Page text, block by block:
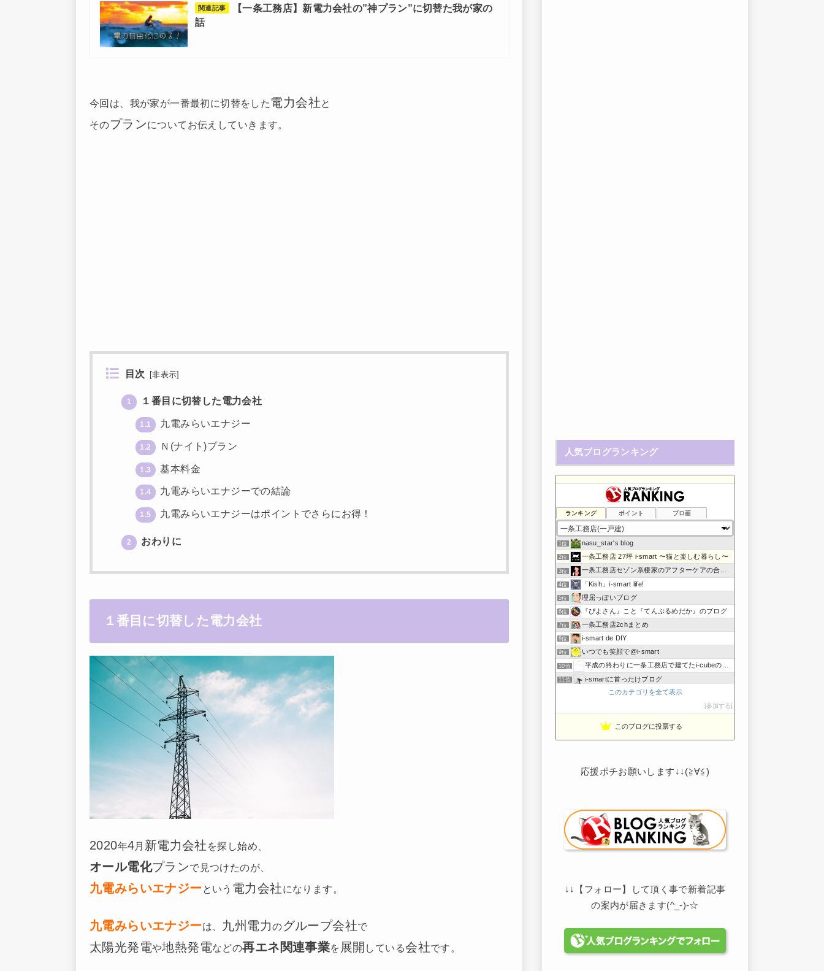
関連記事
【一条工務店】新電力会社の”神プラン”に切替た我が家の
話
今回は、我が家が一番最初に切替をした 電力会社 と
そのプランについてお伝えしていきます。
目次 [非表示]
1 １番目に切替した電力会社
1.1 九電みらいエナジー
1.2 Ｎ(ナイト)プラン
1.3 基本料金
1.4 九電みらいエナジーでの結論
1.5 九電みらいエナジーはポイントでさらにお得！
2 おわりに
１番目に切替した電力会社
2020年4月 新電力会社 を探し始め、
オール電化プランで見つけたのが、
九電みらいエナジー という 電力会社になります。
九電みらいエナジーは、 九州電力のグループ会社で
太陽光発電や地熱発電などの再エネ関連事業を 展開 している会社です。
人気ブログランキング
ランキング ポイント ブロ画
1位 nasu_star's blog
2位 一条工務店 27坪 i-smart 〜猫と楽しむ暮らし〜
3位 一条工務店セゾン系棲家のアフターケアの合間に綴るブログ
4位 「Kish」i-smart life!
5位 理屈っぽいブログ
6位 『ぴよさん』こと『てんぷるめだか』のブログ
7位 一条工務店2chまとめ
8位 i-smart de DIY
9位 いつでも笑顔で@i-smart
10位 平成の終わりに一条工務店で建てたi-cubeのブログ
11位 i-smartに首ったけブログ
節約しないエコライフ
このカテゴリを全て表示
参加する
このブログに投票する
応援ポチお願いします↓↓(≧∀≦)
↓↓【フォロー】して頂く事で新着記事
の案内が届きます(^_-)-☆